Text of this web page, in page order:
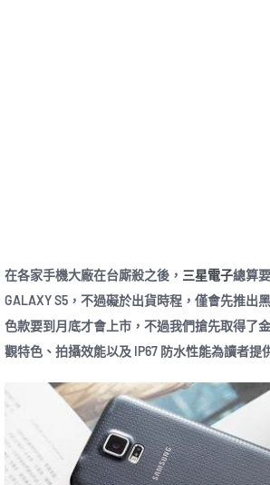
在各家手機大廠在台廝殺之後， 三星電子總算
GALAXY S5，不過礙於出貨時程，僅會先推出
色款要到月底才會上市，不過我們搶先取得了
觀特色、拍攝效能以及 IP67 防水性能為讀者提